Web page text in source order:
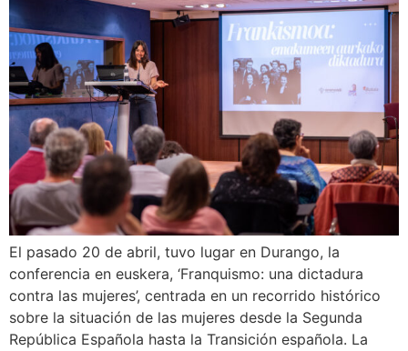
El pasado 20 de abril, tuvo lugar en Durango, la
conferencia en euskera, ‘Franquismo: una dictadura
contra las mujeres’, centrada en un recorrido histórico
sobre la situación de las mujeres desde la Segunda
República Española hasta la Transición española. La